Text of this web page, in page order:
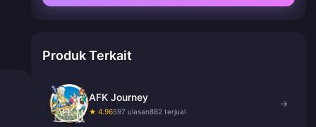
Produk Terkait
AFK Journey
★ 4.96597 ulasan882 terjual
→